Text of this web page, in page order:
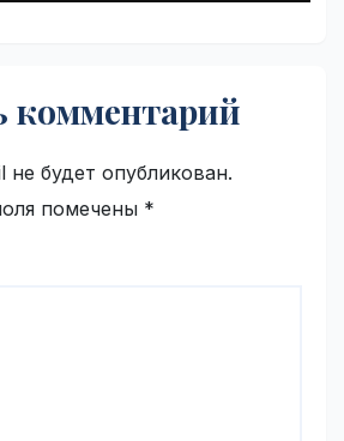
комментарий
не будет опубликован.
помечены *